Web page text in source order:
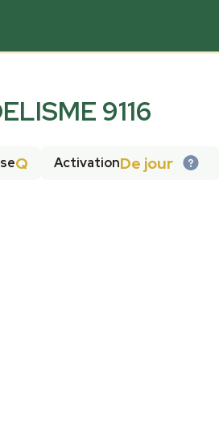
9116
Q ActivationDe jour